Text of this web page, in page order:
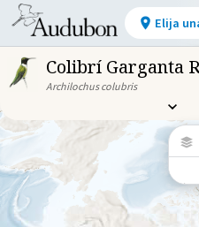
Colibrí Garganta
Archilochus colubris
el
Elija